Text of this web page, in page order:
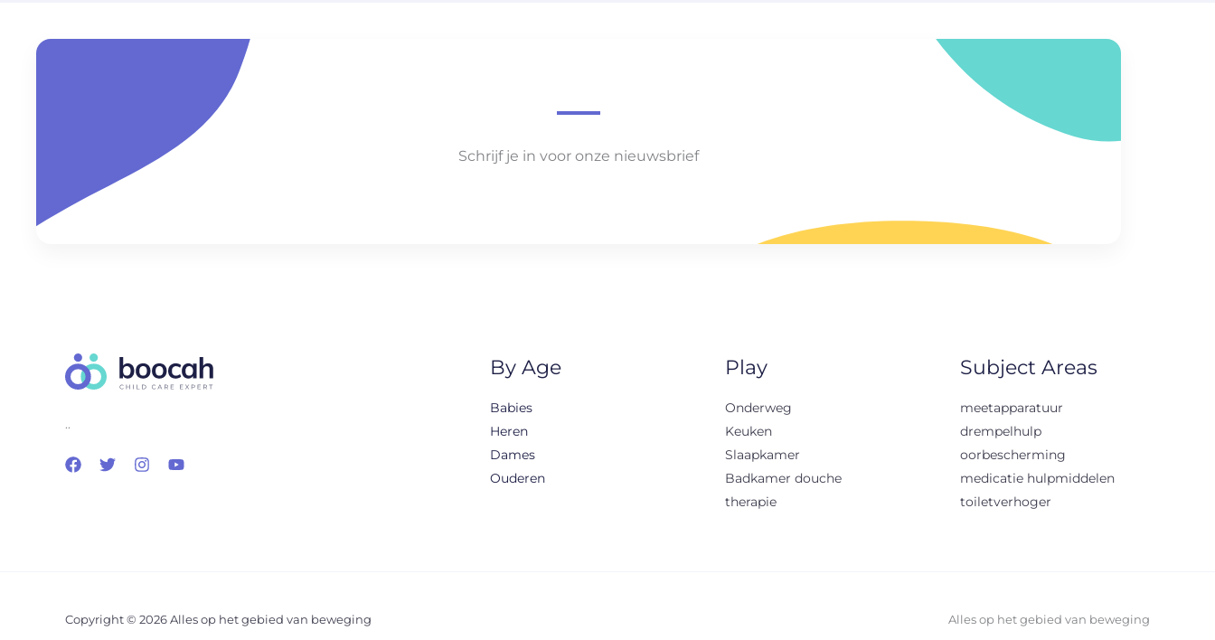
Schrijf je in voor onze nieuwsbrief
..
By Age
Babies
Heren
Dames
Ouderen
Play
Onderweg
Keuken
Slaapkamer
Badkamer douche
therapie
Subject Areas
meetapparatuur
drempelhulp
oorbescherming
medicatie hulpmiddelen
toiletverhoger
Copyright © 2026 Alles op het gebied van beweging Alles op het gebied van beweging